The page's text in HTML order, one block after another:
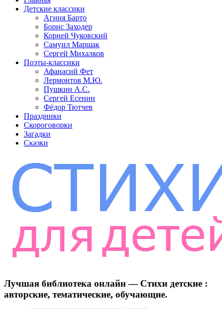
Детские классики
Агния Барто
Борис Заходер
Корней Чуковский
Самуил Маршак
Сергей Михалков
Поэты-классики
Афанасий Фет
Лермонтов М.Ю.
Пушкин А.С.
Сергей Есенин
Фёдор Тютчев
Праздники
Скороговорки
Загадки
Сказки
Лучшая библиотека онлайн — Стихи детские :
авторские, тематические, обучающие.